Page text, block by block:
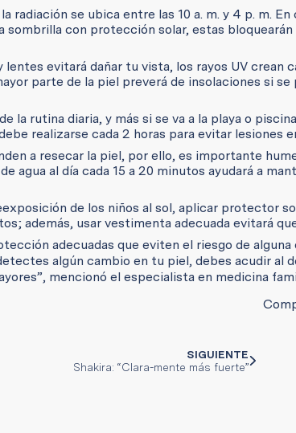
radiación se ubica entre las 10 a. m. y 4 p. m. En
con protección solar, estas bloquearán
evitará dañar tu vista, los rayos UV crean
parte de la piel preverá de insolaciones si se
la rutina diaria, y más si se va a la playa o
realizarse cada 2 horas para evitar lesiones
a resecar la piel, por ello, es importante
agua al día cada 15 a 20 minutos ayudará a
de los niños al sol, aplicar protector
además, usar vestimenta adecuada evitará
adecuadas que eviten el riesgo de alguna
algún cambio en tu piel, debes acudir al
mencionó el especialista en medicina
SIGUIENTE
Shakira: “Clara-mente más fuerte”